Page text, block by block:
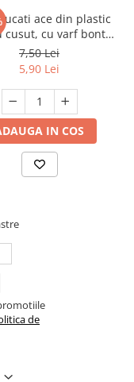
ace din plastic
cusut, cu varf bont -
SM364
7,50 Lei
5,90 Lei
IN COS
de